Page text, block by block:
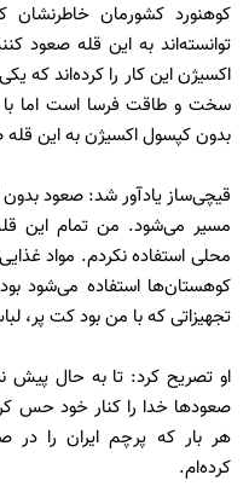
اکسیژن این کار را کرده‌اند که
سخت و طاقت فرسا است اما با
بدون کپسول اکسیژن به این
قیچی‌ساز یادآور شد: صعود
مسیر می‌شود. من تمام این قله‌
محلی استفاده نکردم. مواد
کوهستان‌ها استفاده می‌شود
تجهیزاتی که با من بود کت
او تصریح کرد: تا به حال پیش
صعودها خدا را کنار خود حس
هر بار که پرچم ایران را در
کرده‌ام.